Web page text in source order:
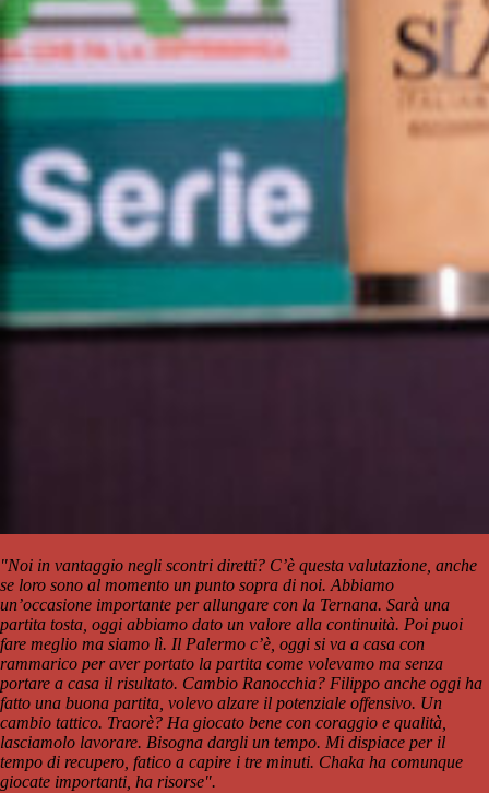
"Noi in vantaggio negli scontri diretti? C’è questa valutazione, anche
se loro sono al momento un punto sopra di noi. Abbiamo
un’occasione importante per allungare con la Ternana. Sarà una
partita tosta, oggi abbiamo dato un valore alla continuità. Poi puoi
fare meglio ma siamo lì. Il Palermo c’è, oggi si va a casa con
rammarico per aver portato la partita come volevamo ma senza
portare a casa il risultato. Cambio Ranocchia? Filippo anche oggi ha
fatto una buona partita, volevo alzare il potenziale offensivo. Un
cambio tattico. Traorè? Ha giocato bene con coraggio e qualità,
lasciamolo lavorare. Bisogna dargli un tempo. Mi dispiace per il
tempo di recupero, fatico a capire i tre minuti. Chaka ha comunque
giocate importanti, ha risorse".